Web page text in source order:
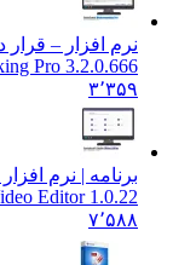
نرم افزار –
Pro 3.2.0.666
۳٬۳۵۹
برنامه | نرم
Editor 1.0.22
۷٬۵۸۸